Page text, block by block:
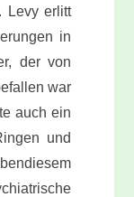
Levy erlitt
in
der von
war
auch ein
und